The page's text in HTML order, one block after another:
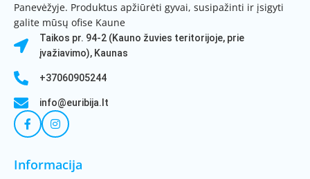
Panevėžyje. Produktus apžiūrėti gyvai, susipažinti ir įsigyti
galite mūsų ofise Kaune
Taikos pr. 94-2 (Kauno žuvies teritorijoje, prie
įvažiavimo), Kaunas
+37060905244
info@euribija.lt
Informacija